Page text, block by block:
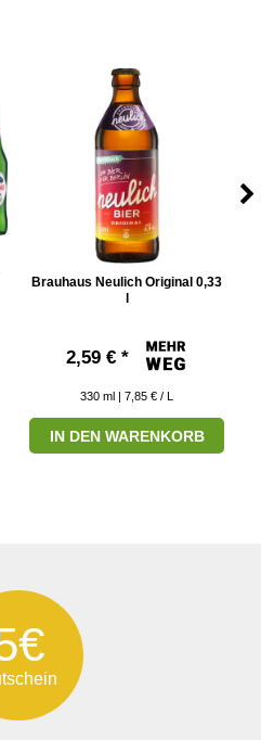
Brauhaus Neulich Original 0,33
2,59 € *
330 ml | 7,85 € / L
IN DEN WARENKORB